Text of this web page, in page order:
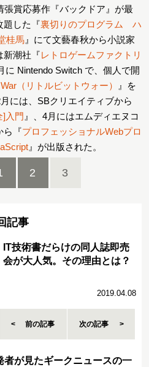
張賞応募作『バックドア』が最
題した『裏切りのプログラム ハ
桂馬 』にて文藝春秋から小説家
新潮社『レトロゲームファクトリ
に Nintendo Switch で、個人で開
（リトルビットウォー）
』を
には、SBクリエイティブから
]入門 』、4月にはエムディエヌコ
ら『プロフェッショナルWebプロ
』が出版された。
2 3
記事
IT技術書だらけの同人誌即売
会が大人気。その理由とは？
2019.04.08
前の記事 次の記事
者が見たギークニュースの一